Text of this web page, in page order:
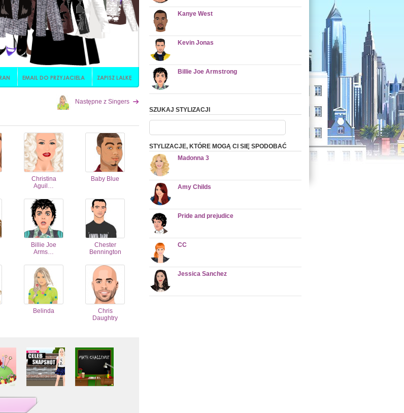
Następne z Singers
Christina
Aguil…
Baby Blue
Billie Joe
Arms…
Chester
Bennington
Belinda
Chris
Daughtry
Kanye West
Kevin Jonas
Billie Joe Armstrong
SZUKAJ STYLIZACJI
STYLIZACJE, KTÓRE MOGĄ CI SIĘ SPODOBAĆ
Madonna 3
Amy Childs
Pride and prejudice
CC
Jessica Sanchez